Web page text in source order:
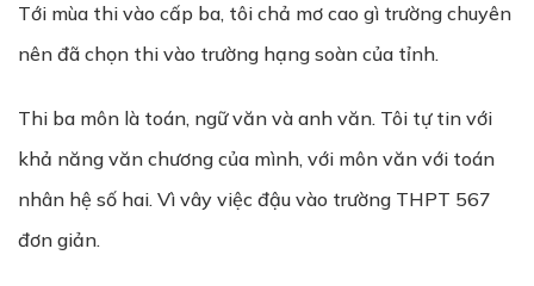
Tới mùa thi vào cấp ba, tôi chả mơ cao gì trường chuyên
nên đã chọn thi vào trường hạng soàn của tỉnh.
Thi ba môn là toán, ngữ văn và anh văn. Tôi tự tin với
khả năng văn chương của mình, với môn văn với toán
nhân hệ số hai. Vì vây việc đậu vào trường THPT 567
đơn giản.